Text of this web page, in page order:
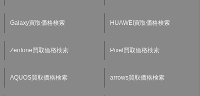
Galaxy買取価格検索 HUAWEI買取価格検索
Zenfone買取価格検索 Pixel買取価格検索
AQUOS買取価格検索 arrows買取価格検索